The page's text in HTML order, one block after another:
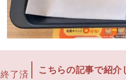
終了済 こちらの記事で紹介